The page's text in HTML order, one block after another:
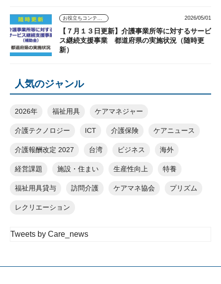
2026/05/01
【７月１３日更新】介護事業所等に対するサービ
ス継続支援事業 都道府県の実施状況（随時更
新）
人気のジャンル
2026年 福祉用具 ケアマネジャー
介護テクノロジー ICT 介護保険 ケアニュース
介護報酬改定 2027 台湾 ビジネス 海外
経営課題 施設・住まい 生産性向上 特養
福祉用具貸与 訪問介護 ケアマネ協会 プリズム
レクリエーション
Tweets by Care_news